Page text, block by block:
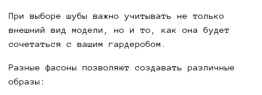
При выборе шубы важно учитывать не только
внешний вид модели, но и то, как она будет
сочетаться с вашим гардеробом.
Разные фасоны позволяют создавать различные
образы: